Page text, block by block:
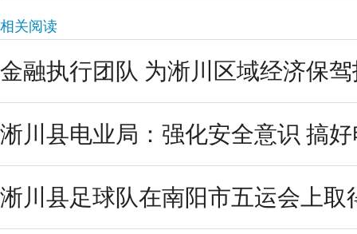
相关阅读
金融执行团队 为淅川区域经济保
淅川县电业局：强化安全意识 搞
淅川县足球队在南阳市五运会上取